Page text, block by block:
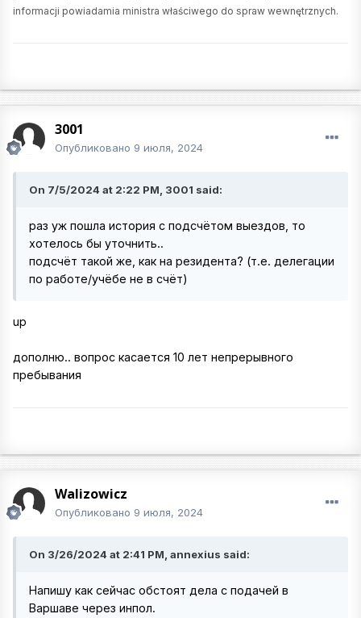
informacji powiadamia ministra właściwego do spraw wewnętrznych.
3001
Опубликовано 9 июля, 2024
On 7/5/2024 at 2:22 PM, 3001 said:
раз уж пошла история с подсчётом выездов, то
хотелось бы уточнить..
подсчёт такой же, как на резидента? (т.е. делегации
по работе/учёбе не в счёт)
up
дополню.. вопрос касается 10 лет непрерывного
пребывания
Walizowicz
Опубликовано 9 июля, 2024
On 3/26/2024 at 2:41 PM, annexius said:
Напишу как сейчас обстоят дела с подачей в
Варшаве через инпол.